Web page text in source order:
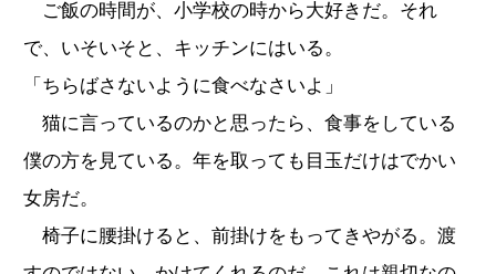
ご飯の時間が、小学校の時から大好きだ。それ
で、いそいそと、キッチンにはいる。
「ちらばさないように食べなさいよ」
猫に言っているのかと思ったら、食事をしている
僕の方を見ている。年を取っても目玉だけはでかい
女房だ。
椅子に腰掛けると、前掛けをもってきやがる。渡